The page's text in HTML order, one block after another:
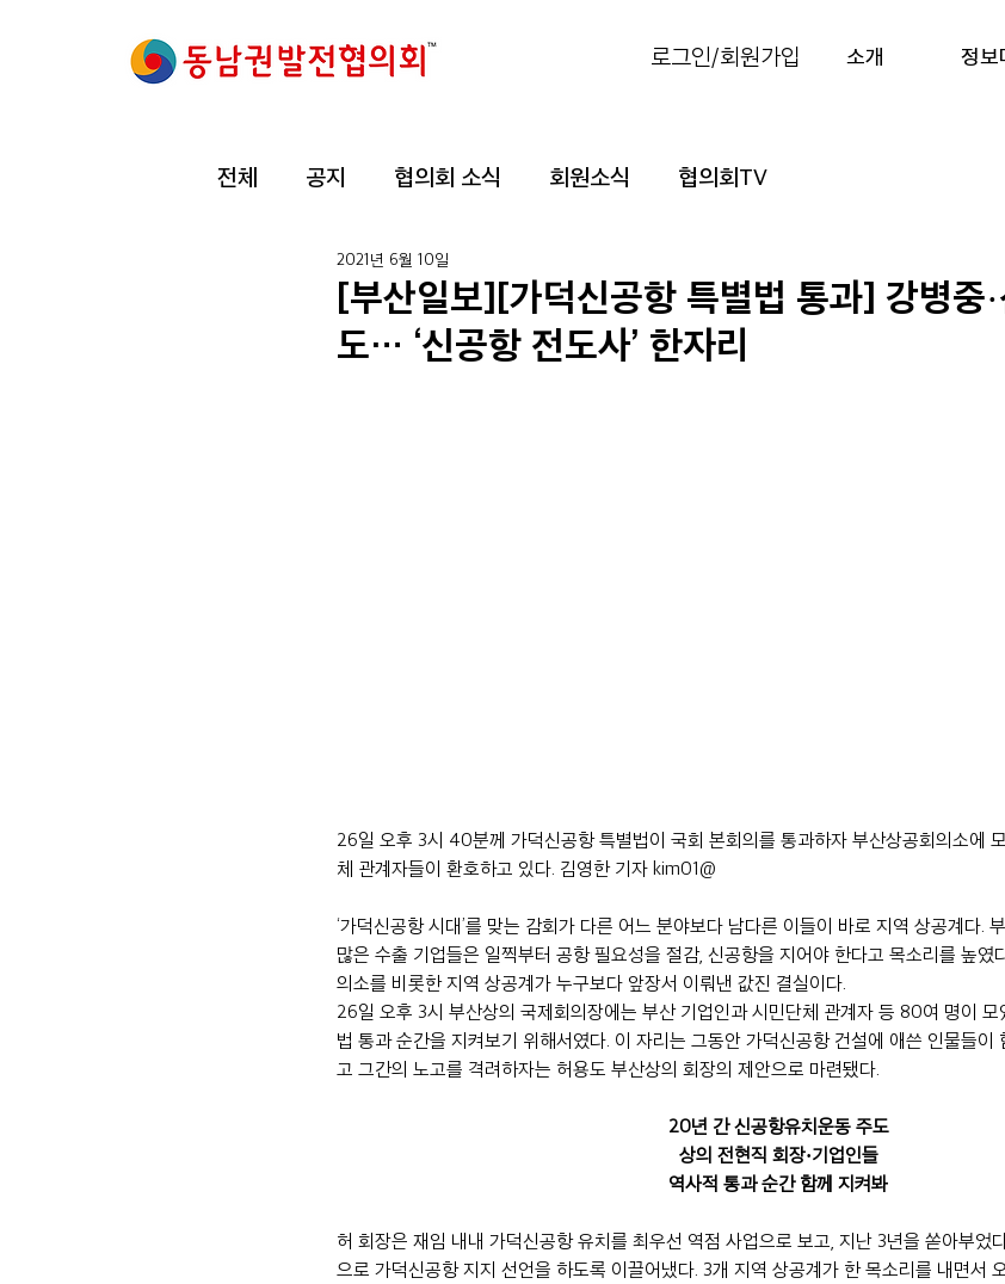
소개 정보
로그인/회원가입
전체 공지 협의회 소식 회원소식 협의회TV
[부산일보][가덕신공항 특별법 통과] 강병중
도… ‘신공항 전도사’ 한자리
2021년 6월 10일
26일 오후 3시 40분께 가덕신공항 특별법이 국회 본회의를 통과하자 부산상공회의소에
체 관계자들이 환호하고 있다. 김영한 기자 kim01@
‘가덕신공항 시대’를 맞는 감회가 다른 어느 분야보다 남다른 이들이 바로 지역 상공계다.
많은 수출 기업들은 일찍부터 공항 필요성을 절감, 신공항을 지어야 한다고 목소리를 높였
의소를 비롯한 지역 상공계가 누구보다 앞장서 이뤄낸 값진 결실이다.
26일 오후 3시 부산상의 국제회의장에는 부산 기업인과 시민단체 관계자 등 80여 명이 모
법 통과 순간을 지켜보기 위해서였다. 이 자리는 그동안 가덕신공항 건설에 애쓴 인물들이
고 그간의 노고를 격려하자는 허용도 부산상의 회장의 제안으로 마련됐다.
20년 간 신공항유치운동 주도
상의 전현직 회장·기업인들
역사적 통과 순간 함께 지켜봐
허 회장은 재임 내내 가덕신공항 유치를 최우선 역점 사업으로 보고, 지난 3년을 쏟아부었
으로 가덕신공항 지지 선언을 하도록 이끌어냈다. 3개 지역 상공계가 한 목소리를 내면서